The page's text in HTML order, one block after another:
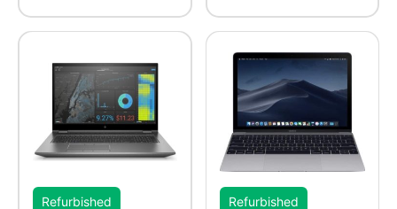
Refurbished Refurbished